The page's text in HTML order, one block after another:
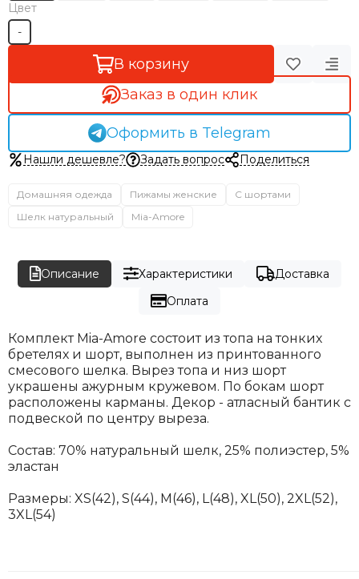
Цвет
-
В корзину
Заказ в один клик
Оформить в Telegram
Нашли дешевле? Задать вопрос Поделиться
Домашняя одежда Пижамы женские
С шортами
Шелк натуральный
Mia-Amore
Описание Характеристики
Доставка
Оплата
Комплект Mia-Amore состоит из топа на тонких
бретелях и шорт, выполнен из принтованного
смесового шелка. Вырез топа и низ шорт
украшены ажурным кружевом. По бокам шорт
расположены карманы. Декор - атласный бантик с
подвеской по центру выреза.
Состав: 70% натуральный шелк, 25% полиэстер, 5%
эластан
Размеры: XS(42), S(44), М(46), L(48), XL(50), 2XL(52),
3XL(54)